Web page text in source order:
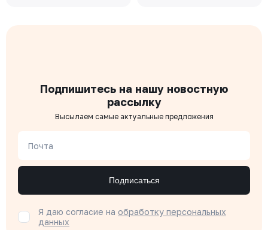
Подпишитесь на нашу новостную
рассылку
Высылаем самые актуальные предложения
Почта
Подписаться
Я даю согласие на обработку персональных
данных